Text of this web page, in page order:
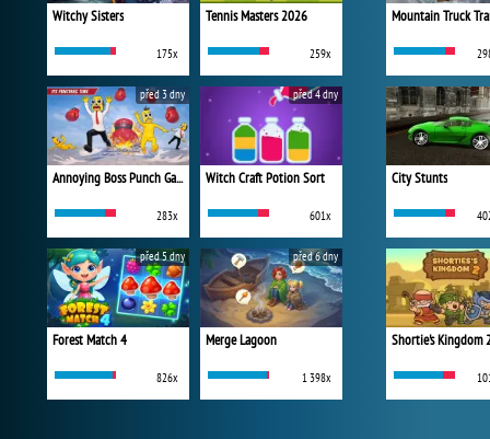
Witchy Sisters
175x
Tennis Masters 2026
259x
Annoying Boss Punch Game
283x
před 3 dny
Witch Craft Potion Sort
601x
před 4 dny
Forest Match 4
826x
před 5 dny
Merge Lagoon
1 398x
před 6 dny
Mountain Truck
City Stunts
Shortie's Kingdom